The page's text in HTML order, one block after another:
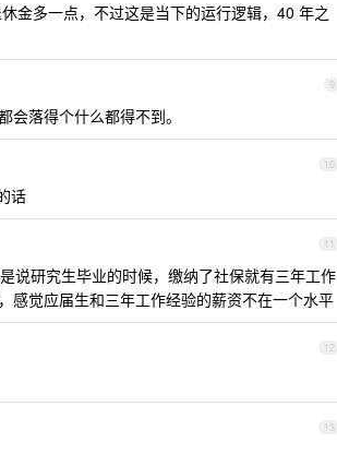
金多一点，不过这是当下的运行逻辑，40 年之
9
落得个什么都得不到。
10
话
11
说研究生毕业的时候，缴纳了社保就有三年工作
感觉应届生和三年工作经验的薪资不在一个水平
12
13